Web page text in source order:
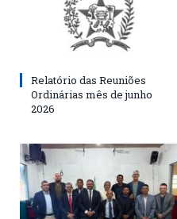
Relatório das Reuniões
Ordinárias mês de junho
2026